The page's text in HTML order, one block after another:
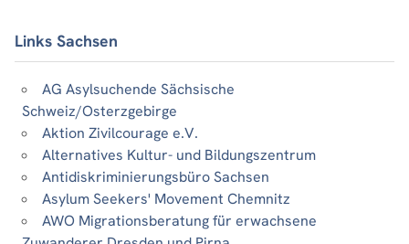
Links Sachsen
AG Asylsuchende Sächsische
Schweiz/Osterzgebirge
Aktion Zivilcourage e.V.
Alternatives Kultur- und Bildungszentrum
Antidiskriminierungsbüro Sachsen
Asylum Seekers' Movement Chemnitz
AWO Migrationsberatung für erwachsene